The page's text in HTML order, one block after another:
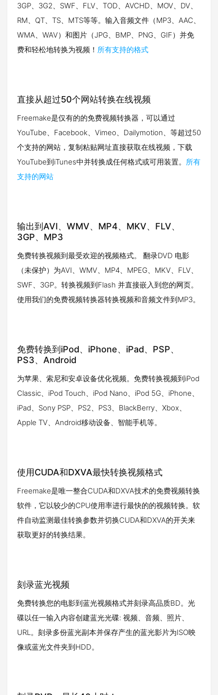
3GP、3G2、SWF、FLV、TOD、AVCHD、MOV、DV、
RM、QT、TS、MTS等等。输入音频文件（MP3、AAC、
WMA、WAV）和图片（JPG、BMP、PNG、GIF）并免
费和轻松地转换为视频！ 所有支持的格式
直接从超过50个网站转换在线视频
Freemake是仅有的的免费视频转换器，可以通过
YouTube、Facebook、Vimeo、Dailymotion、等超过50
个支持的网站，复制粘贴网址直接获取在线视频，下载
YouTube到iTunes中并转换成任何格式或可用装置。
所有
支持的网站
输出到AVI、WMV、MP4、MKV、FLV、
3GP、MP3
免费转换视频到最受欢迎的视频格式。 翻录DVD 电影
（未保护）为AVI、WMV、MP4、MPEG、MKV、FLV、
SWF、3GP。转换视频到Flash 并直接嵌入到您的网页。
使用我们的免费视频转换器转换视频和音频文件到MP3。
免费转换到iPod、iPhone、iPad、PSP、
PS3、Android
为苹果、索尼和安卓设备优化视频。免费转换视频到iPod
Classic、iPod Touch、iPod Nano、iPod 5G、iPhone、
iPad、Sony PSP、PS2、PS3、BlackBerry、Xbox、
Apple TV、Android移动设备、智能手机等。
使用CUDA和DXVA最快转换视频格式
Freemake是唯一整合CUDA和DXVA技术的免费视频转换
软件，它以较少的CPU使用率进行最快的的视频转换。软
件自动监测最佳转换参数并切换CUDA和DXVA的开关来
获取更好的转换结果。
刻录蓝光视频
免费转换您的电影到蓝光视频格式并刻录高品质BD。光
碟以任一输入内容创建蓝光光碟: 视频、音频、照片、
URL。刻录多份蓝光副本并保存产生的蓝光影片为ISO映
像或蓝光文件夹到HDD。